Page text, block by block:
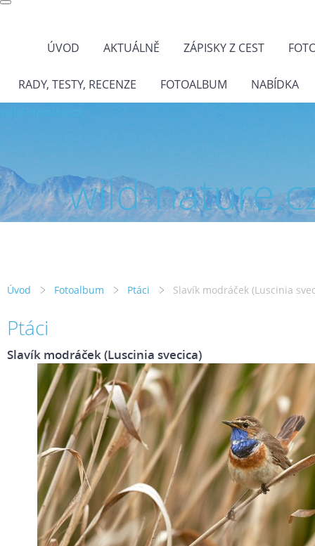
ÚVOD AKTUÁLNĚ ZÁPISKY Z CEST
RADY, TESTY, RECENZE FOTOALBUM NABÍDKA
wild-
Úvod Fotoalbum Ptáci Slavík modráček (Luscinia
Ptáci
Slavík modráček (Luscinia svecica)